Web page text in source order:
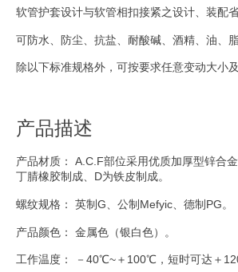
软管护套设计与软管相扣接紧之设计、装配
可防水、防尘、抗盐、耐酸碱、酒精、油、
除以下标准规格外，可按要求任意变动大小及
产品描述
产品材质： A.C.F部位采用优质加厚型锌合
丁腈橡胶制成、D为铁皮制成。
螺纹规格： 英制G、公制Mefyic、德制PG。
产品颜色： 金属色（银白色）。
工作温度： －40℃~＋100℃，短时可达＋